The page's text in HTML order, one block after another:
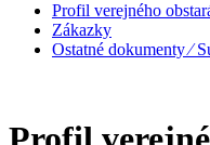
Profil verejného
Zákazky
Ostatné dokumenty ⁄